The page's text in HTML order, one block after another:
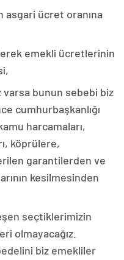
ücret oranına
emekli ücretlerinin
bunun sebebi biz
cumhurbaşkanlığı
harcamaları,
köprülere,
garantilerden ve
kesilmesinden
seçtiklerimizin
olmayacağız.
biz emekliler